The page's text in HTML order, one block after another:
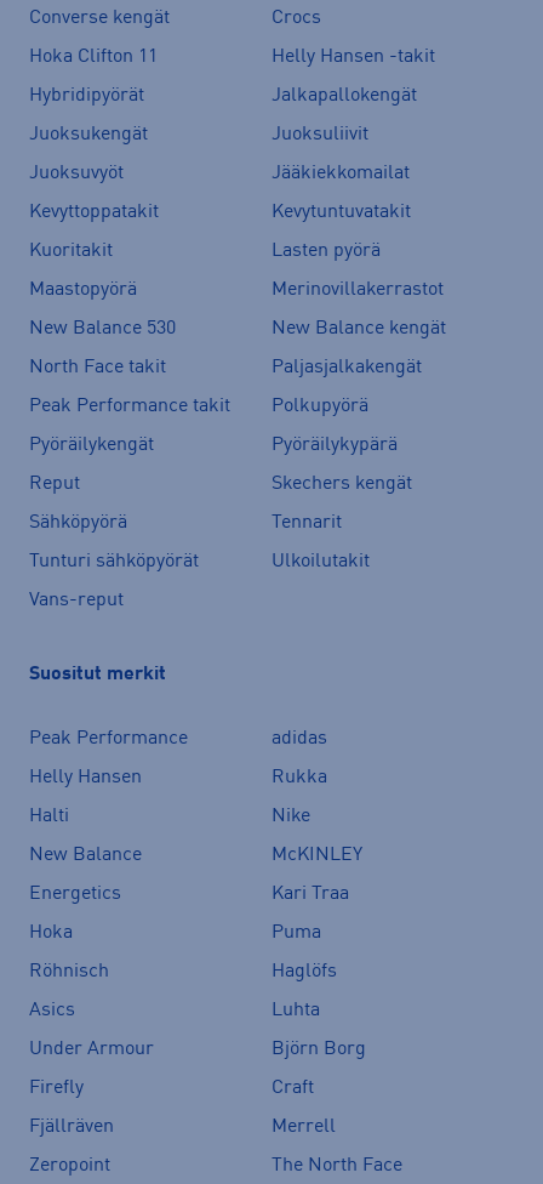
Converse kengät
Crocs
Hoka Clifton 11
Helly Hansen -takit
Hybridipyörät
Jalkapallokengät
Juoksukengät
Juoksuliivit
Juoksuvyöt
Jääkiekkomailat
Kevyttoppatakit
Kevytuntuvatakit
Kuoritakit
Lasten pyörä
Maastopyörä
Merinovillakerrastot
New Balance 530
New Balance kengät
North Face takit
Paljasjalkakengät
Peak Performance takit
Polkupyörä
Pyöräilykengät
Pyöräilykypärä
Reput
Skechers kengät
Sähköpyörä
Tennarit
Tunturi sähköpyörät
Ulkoilutakit
Vans-reput
Suositut merkit
Peak Performance
adidas
Helly Hansen
Rukka
Halti
Nike
New Balance
McKINLEY
Energetics
Kari Traa
Hoka
Puma
Röhnisch
Haglöfs
Asics
Luhta
Under Armour
Björn Borg
Firefly
Craft
Fjällräven
Merrell
Zeropoint
The North Face